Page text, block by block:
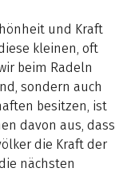
und Kraft
kleinen, oft
beim Radeln
sondern auch
besitzen, ist
davon aus, dass
die Kraft der
nächsten